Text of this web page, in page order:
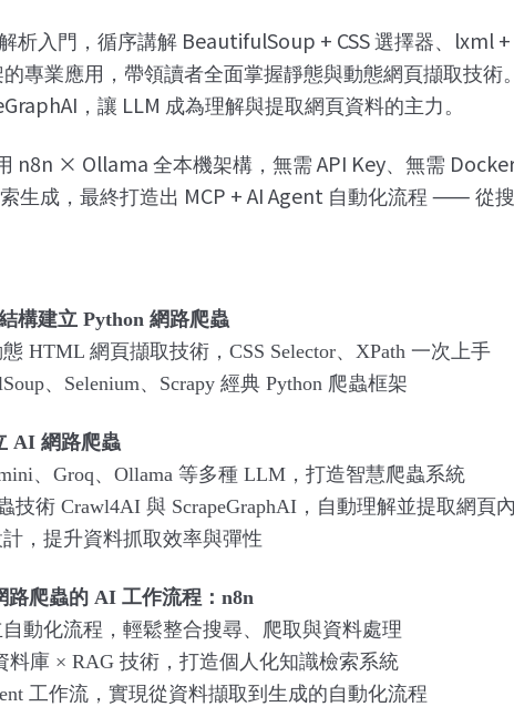
析入門，循序講解 BeautifulSoup + CSS 選擇器、 lxml
專業應用，帶領讀者全面掌握靜態與動態網頁擷取技術
，讓 LLM 成為理解與提取網頁資料的主力。
n8n × Ollama 全本機架構，無需 API Key、無需
生成，最終打造出 MCP + AI Agent 自動化流程 ⸺ 從
構建立 Python 網路爬蟲
HTML 網頁擷取技術， CSS Selector、 XPath 一次上手
、 Selenium、 Scrapy 經典 Python 爬蟲框架
AI 網路爬蟲
、 Groq、 Ollama 等多種 LLM ，打造智慧爬蟲系統
技術 Crawl4AI 與 ScrapeGraphAI ，自動理解並提取網頁
，提升資料抓取效率與彈性
路爬蟲的 AI 工作流程： n8n
動化流程，輕鬆整合搜尋、爬取與資料處理
料庫 × RAG 技術，打造個人化知識檢索系統
工作流，實現從資料擷取到生成的自動化流程